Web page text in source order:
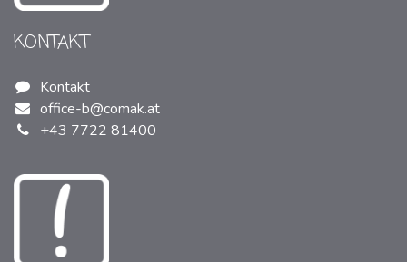
KONTAKT
Kontakt
office-b@comak.at
+43 7722 81400